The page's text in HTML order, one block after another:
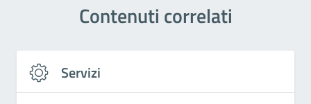
Contenuti correlati
Servizi